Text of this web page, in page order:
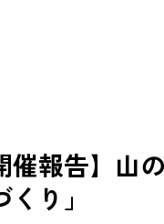
催報告】
くり」